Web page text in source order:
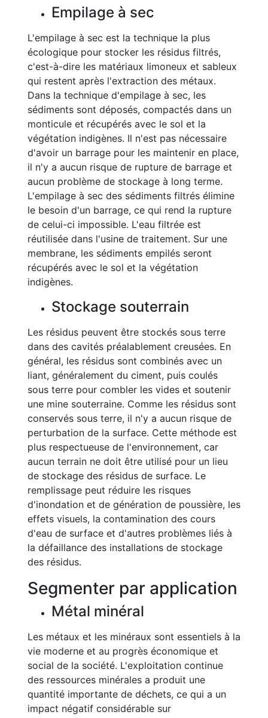
Empilage à sec
L'empilage à sec est la technique la plus
écologique pour stocker les résidus filtrés,
c'est-à-dire les matériaux limoneux et sableux
qui restent après l'extraction des métaux.
Dans la technique d'empilage à sec, les
sédiments sont déposés, compactés dans un
monticule et récupérés avec le sol et la
végétation indigènes. Il n'est pas nécessaire
d'avoir un barrage pour les maintenir en place,
il n'y a aucun risque de rupture de barrage et
aucun problème de stockage à long terme.
L'empilage à sec des sédiments filtrés élimine
le besoin d'un barrage, ce qui rend la rupture
de celui-ci impossible. L'eau filtrée est
réutilisée dans l'usine de traitement. Sur une
membrane, les sédiments empilés seront
récupérés avec le sol et la végétation
indigènes.
Stockage souterrain
Les résidus peuvent être stockés sous terre
dans des cavités préalablement creusées. En
général, les résidus sont combinés avec un
liant, généralement du ciment, puis coulés
sous terre pour combler les vides et soutenir
une mine souterraine. Comme les résidus sont
conservés sous terre, il n'y a aucun risque de
perturbation de la surface. Cette méthode est
plus respectueuse de l'environnement, car
aucun terrain ne doit être utilisé pour un lieu
de stockage des résidus de surface. Le
remplissage peut réduire les risques
d'inondation et de génération de poussière, les
effets visuels, la contamination des cours
d'eau de surface et d'autres problèmes liés à
la défaillance des installations de stockage
des résidus.
Segmenter par application
Métal minéral
Les métaux et les minéraux sont essentiels à la
vie moderne et au progrès économique et
social de la société. L'exploitation continue
des ressources minérales a produit une
quantité importante de déchets, ce qui a un
impact négatif considérable sur